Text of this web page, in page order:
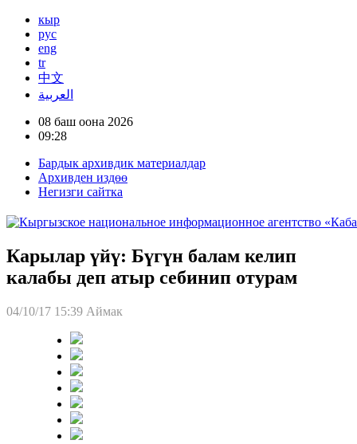
кыр
рус
eng
tr
中文
العربية
08 баш оона 2026
09:28
Бардык архивдик материалдар
Архивден издөө
Негизги сайтка
Карылар үйү: Бүгүн балам келип
калабы деп атыр себинип отурам
04/10/17 15:39 Аймак